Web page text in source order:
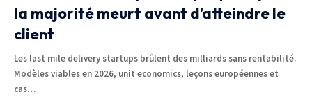
la majorité meurt avant d’atteindre le
client
Les last mile delivery startups brûlent des milliards sans rentabilité.
Modèles viables en 2026, unit economics, leçons européennes et
cas…